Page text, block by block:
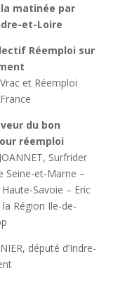
matinée par
et-Loire
Réemploi sur
et Réemploi
du bon
réemploi
Surfrider
Seine-et-Marne –
Savoie – Eric
Région Ile-de-
député d’Indre-